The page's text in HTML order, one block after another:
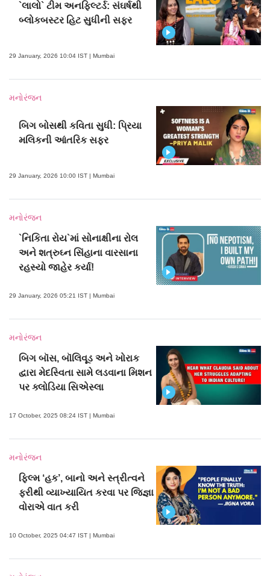
`લાલો` ટીમ અનફિલ્ટર્ડ: સંઘર્ષથી
બ્લોકબસ્ટર હિટ સુધીની સફર
29 January, 2026 10:04 IST | Mumbai
મનોરંજન
બિગ બોસથી કવિતા સુધી: પ્રિયા
મલિકની આંતરિક સફર
29 January, 2026 10:00 IST | Mumbai
મનોરંજન
`નિકિતા રોય`માં સોનાક્ષીના રોલ
અને શત્રુઘ્ન સિંહાના વારસાના
રહસ્યો જાહેર કર્યા!
29 January, 2026 05:21 IST | Mumbai
મનોરંજન
બિગ બૉસ, બૉલિવૂડ અને ખોરાક
દ્વારા મેદસ્વિતા સામે લડવાના મિશન
પર ક્લોડિયા સિએસ્લા
17 October, 2025 08:24 IST | Mumbai
મનોરંજન
ફિલ્મ ‘હક’, બાનો અને સ્ત્રીત્વને
ફરીથી વ્યાખ્યાયિત કરવા પર જિજ્ઞા
વોરાએ વાત કરી
10 October, 2025 04:47 IST | Mumbai